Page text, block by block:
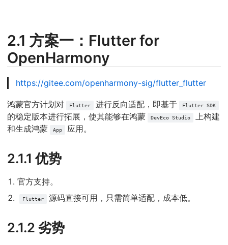
2.1 方案一：Flutter for
OpenHarmony
https://gitee.com/openharmony-sig/flutter_flutter
鸿蒙官方计划对 Flutter 进行反向适配，即基于 Flutter SDK
的稳定版本进行拓展，使其能够在鸿蒙 DevEco Studio
上构建
和生成鸿蒙
App 应用。
2.1.1 优势
官方支持。
Flutter 源码直接可用，只需简单适配，成本低。
2.1.2 劣势